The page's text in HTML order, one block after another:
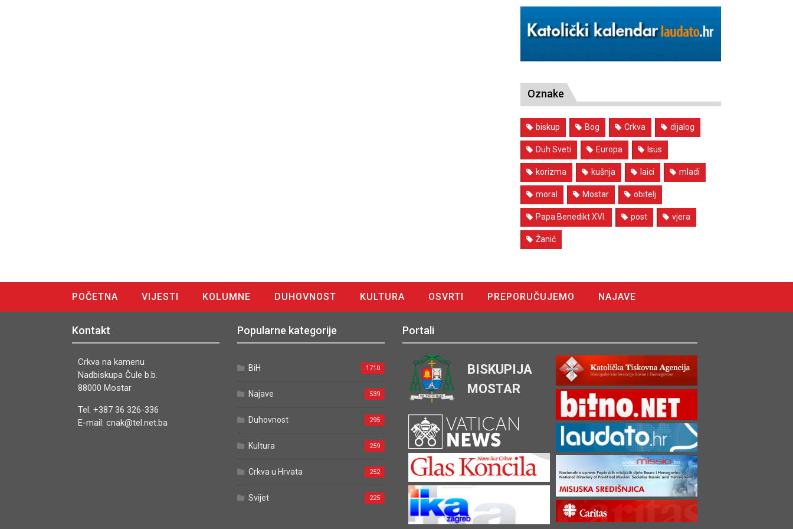
Oznake
biskup Bog Crkva dijalog
Duh Sveti Europa Isus
korizma kušnja laici mladi
moral Mostar obitelj
Papa Benedikt XVI. post vjera
Žanić
POČETNA VIJESTI KOLUMNE DUHOVNOST KULTURA OSVRTI PREPORUČUJEMO
NAJAVE
Kontakt
Crkva na kamenu
Nadbiskupa Čule b.b.
88000 Mostar
Tel. +387 36 326-336
E-mail: cnak@tel.net.ba
Popularne kategorije
BiH 1710
Najave 539
Duhovnost 295
Kultura 259
Crkva u Hrvata 252
Svijet 225
Portali
BISKUPIJA
MOSTAR